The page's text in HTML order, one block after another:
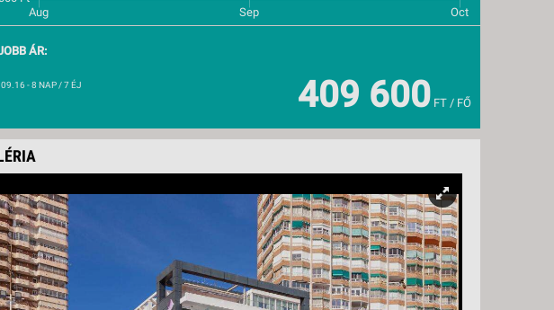
ÁR:
- 8 NAP / 7 ÉJ 409 600 FT / FŐ